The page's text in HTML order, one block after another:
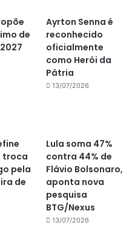
de
2027
Ayrton Senna é
reconhecido
oficialmente
como Herói da
Pátria
13/07/2026
troca
pela
de
Lula soma 47%
contra 44% de
Flávio Bolsonaro,
aponta nova
pesquisa
BTG/Nexus
13/07/2026